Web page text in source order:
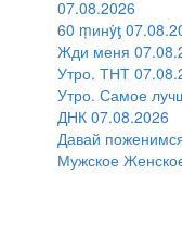
07.08.2026
60 ṃинẏƫ
Жди меня
Утро. ТНТ
Утро. Самое
ДНК 07.08.2026
Давай
Мужское